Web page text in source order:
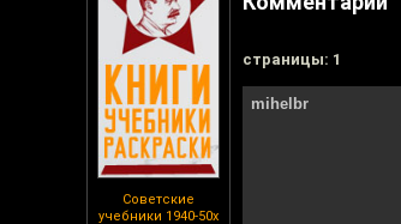
Советские
учебники 1940-50х
cтраницы: 1
mihelbr